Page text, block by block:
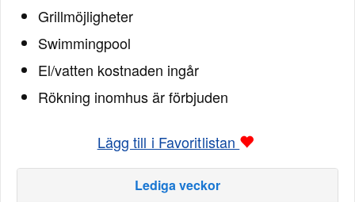
Grillmöjligheter
Swimmingpool
El/vatten kostnaden ingår
Rökning inomhus är förbjuden
Lägg till i Favoritlistan
Lediga veckor